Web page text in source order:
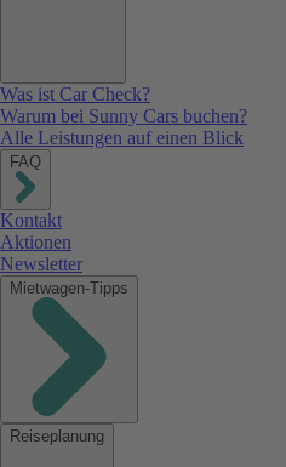
Was ist Car Check?
Warum bei Sunny Cars buchen?
Alle Leistungen auf einen Blick
FAQ
Kontakt
Aktionen
Newsletter
Mietwagen-Tipps
Reiseplanung